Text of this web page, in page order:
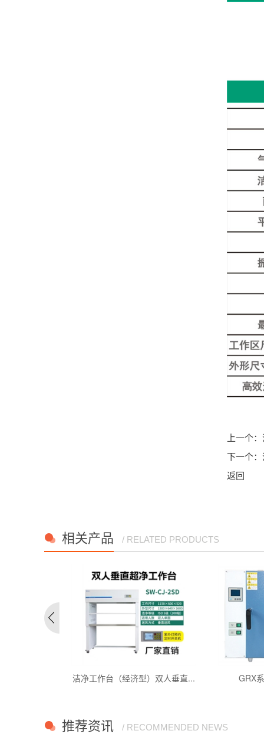
上一个：
下一个：
返回
相关产品 / RELATED PRODUCTS
洁净工作台（经济型）双人垂直... GRX
推荐资讯 / RECOMMENDED NEWS